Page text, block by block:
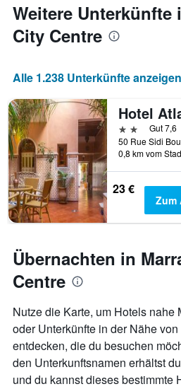
Weitere Unterkünfte
City Centre
Alle 1.238 Unterkünfte anzeigen
Hotel
2 SterneGut 7,6
0,8 km vom
23 €
Zum
Übernachten in
Centre
Nutze die Karte, um Hotels nahe
oder Unterkünfte in der Nähe
entdecken, die du besuchen
den Unterkunftsnamen erhältst
und du kannst dieses bestimmte